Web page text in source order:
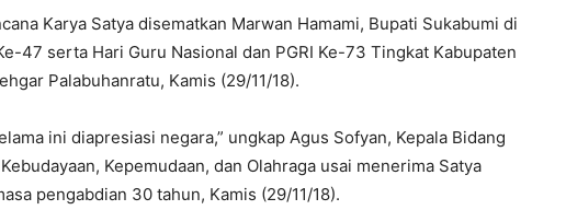
Karya Satya disematkan Marwan Hamami, Bupati Sukabumi di
47 serta Hari Guru Nasional dan PGRI Ke-73 Tingkat Kabupaten
Palabuhanratu, Kamis (29/11/18).
ini diapresiasi negara,” ungkap Agus Sofyan, Kepala Bidang
Kepemudaan, dan Olahraga usai menerima Satya
pengabdian 30 tahun, Kamis (29/11/18).